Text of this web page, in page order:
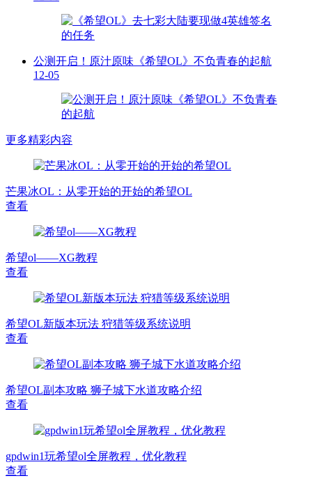
公测开启！原汁原味《希望OL》不负青春的起航
12-05
更多精彩内容
芒果冰OL：从零开始的开始的希望OL
查看
希望ol——XG教程
查看
希望OL新版本玩法 狩猎等级系统说明
查看
希望OL副本攻略 狮子城下水道攻略介绍
查看
gpdwin1玩希望ol全屏教程，优化教程
查看